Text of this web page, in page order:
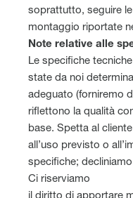
soprattutto, seguire
montaggio riportate
Note relative alle
Le specifiche
state da noi
adeguato (forniremo
riflettono la qualità
base. Spetta al
all’uso previsto o
specifiche;
Ci riserviamo